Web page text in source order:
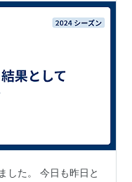
した。 今日も昨日と